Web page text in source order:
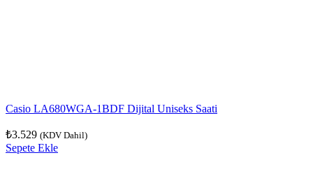
Casio LA680WGA-1BDF Dijital Uniseks Saati
₺3.529 (KDV Dahil)
Sepete Ekle